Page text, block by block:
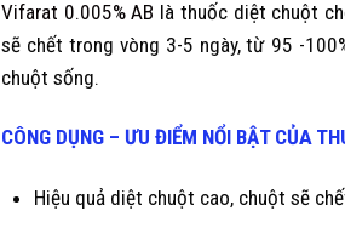
Vifarat 0.005% AB là thuốc diệt chuột
sẽ chết trong vòng 3-5 ngày, từ 95 -
chuột sống.
CÔNG DỤNG – ƯU ĐIỂM NỔI BẬT CỦA
Hiệu quả diệt chuột cao, chuột sẽ